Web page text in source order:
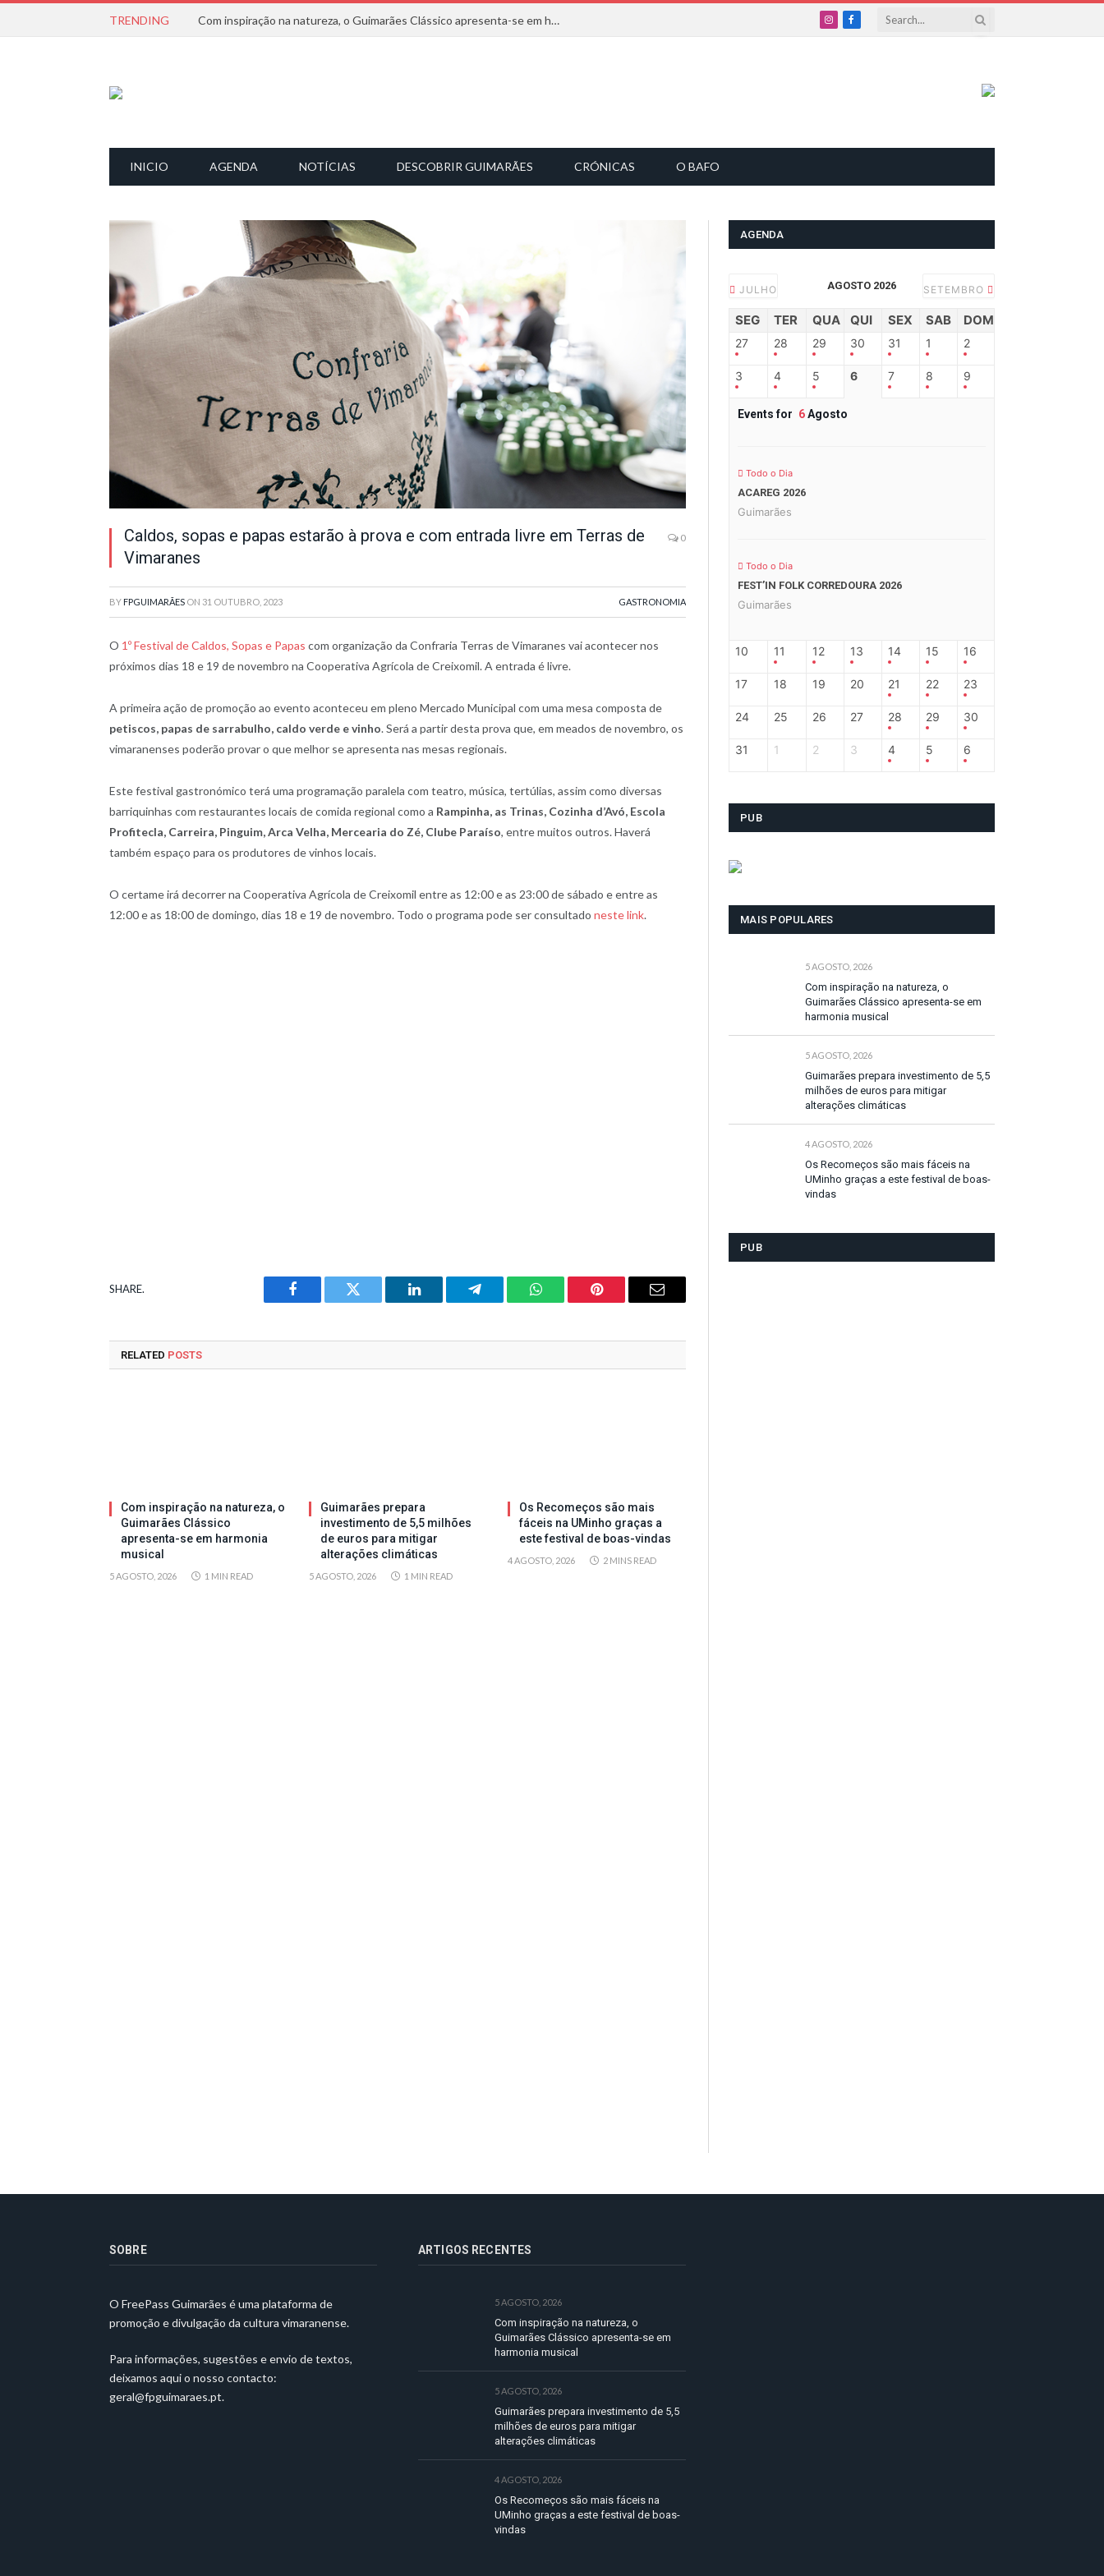
TRENDING Com inspiração na natureza, o Guimarães Clássico apresenta-se em harmonia musical
InstagramFacebook
INICIO AGENDA NOTÍCIAS DESCOBRIR GUIMARÃES CRÓNICAS O BAFO
Caldos, sopas e papas estarão à prova e com entrada livre em Terras de
Vimaranes
0
BY FPGUIMARÃES ON 31 OUTUBRO, 2023 GASTRONOMIA
O 1º Festival de Caldos, Sopas e Papas com organização da Confraria Terras de Vimaranes vai acontecer nos
próximos dias 18 e 19 de novembro na Cooperativa Agrícola de Creixomil. A entrada é livre.
A primeira ação de promoção ao evento aconteceu em pleno Mercado Municipal com uma mesa composta de
petiscos, papas de sarrabulho, caldo verde e vinho. Será a partir desta prova que, em meados de novembro, os
vimaranenses poderão provar o que melhor se apresenta nas mesas regionais.
Este festival gastronómico terá uma programação paralela com teatro, música, tertúlias, assim como diversas
barriquinhas com restaurantes locais de comida regional como a Rampinha, as Trinas, Cozinha d’Avó, Escola
Profitecla, Carreira, Pinguim, Arca Velha, Mercearia do Zé, Clube Paraíso, entre muitos outros. Haverá
também espaço para os produtores de vinhos locais.
O certame irá decorrer na Cooperativa Agrícola de Creixomil entre as 12:00 e as 23:00 de sábado e entre as
12:00 e as 18:00 de domingo, dias 18 e 19 de novembro. Todo o programa pode ser consultado neste link.
SHARE.
Facebook Twitter LinkedIn Telegram WhatsAppPinterest Email
RELATED POSTS
Com inspiração na natureza, o
Guimarães Clássico
apresenta-se em harmonia
musical
5 AGOSTO, 2026 1 MIN READ
Guimarães prepara
investimento de 5,5 milhões
de euros para mitigar
alterações climáticas
5 AGOSTO, 2026 1 MIN READ
Os Recomeços são mais
fáceis na UMinho graças a
este festival de boas-vindas
4 AGOSTO, 2026 2 MINS READ
AGENDA
JULHO AGOSTO 2026 SETEMBRO
SEG TER QUA QUI SEX SAB DOM
27 28 29 30 31 1 2
3 4 5 6 7 8 9
Events for 6Agosto
Todo o Dia
ACAREG 2026
Guimarães
Todo o Dia
FEST’IN FOLK CORREDOURA 2026
Guimarães
10 11 12 13 14 15 16
17 18 19 20 21 22 23
24 25 26 27 28 29 30
31 1 2 3 4 5 6
PUB
MAIS POPULARES
5 AGOSTO, 2026
Com inspiração na natureza, o
Guimarães Clássico apresenta-se em
harmonia musical
5 AGOSTO, 2026
Guimarães prepara investimento de 5,5
milhões de euros para mitigar
alterações climáticas
4 AGOSTO, 2026
Os Recomeços são mais fáceis na
UMinho graças a este festival de boas-
vindas
PUB
SOBRE
O FreePass Guimarães é uma plataforma de
promoção e divulgação da cultura vimaranense.
Para informações, sugestões e envio de textos,
deixamos aqui o nosso contacto:
geral@fpguimaraes.pt.
ARTIGOS RECENTES
5 AGOSTO, 2026
Com inspiração na natureza, o
Guimarães Clássico apresenta-se em
harmonia musical
5 AGOSTO, 2026
Guimarães prepara investimento de 5,5
milhões de euros para mitigar
alterações climáticas
4 AGOSTO, 2026
Os Recomeços são mais fáceis na
UMinho graças a este festival de boas-
vindas